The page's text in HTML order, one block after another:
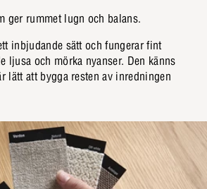
ger rummet lugn och balans.
inbjudande sätt och fungerar fint
ljusa och mörka nyanser. Den känns
lätt att bygga resten av inredningen